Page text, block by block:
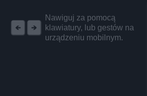
Nawiguj za pomocą
klawiatury, lub gestów na
urządzeniu mobilnym.